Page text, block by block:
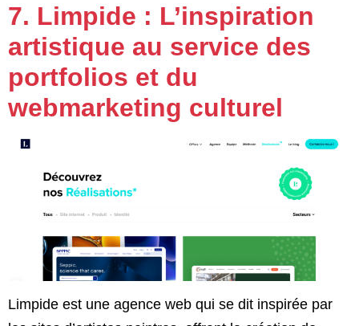
7. Limpide : L’inspiration
artistique au service des
portfolios et du
webmarketing culturel
Limpide est une agence web qui se dit inspirée par